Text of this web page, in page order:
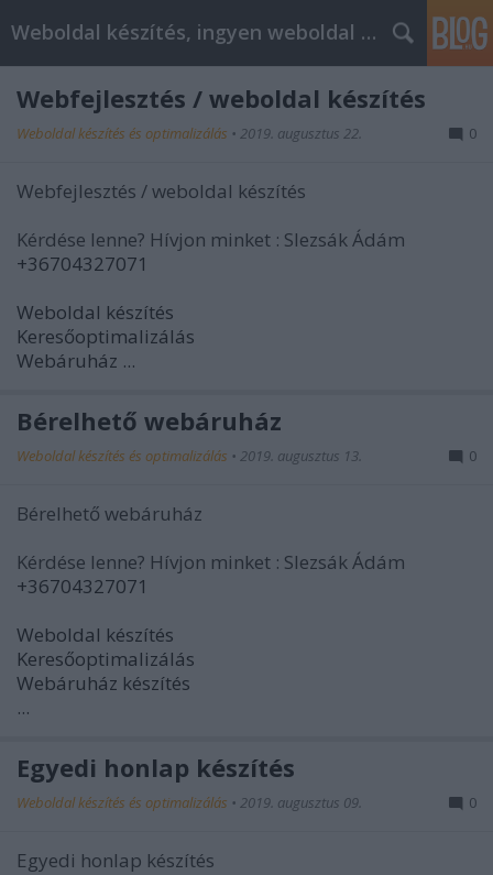
Weboldal készítés, ingyen weboldal készítés
Webfejlesztés / weboldal készítés
Weboldal készítés és optimalizálás • 2019. augusztus 22. 0
Webfejlesztés / weboldal készítés
Kérdése lenne? Hívjon minket : Slezsák Ádám
+36704327071
Weboldal készítés
Keresőoptimalizálás
Webáruház ...
Bérelhető webáruház
Weboldal készítés és optimalizálás • 2019. augusztus 13. 0
Bérelhető webáruház
Kérdése lenne? Hívjon minket : Slezsák Ádám
+36704327071
Weboldal készítés
Keresőoptimalizálás
Webáruház készítés
...
Egyedi honlap készítés
Weboldal készítés és optimalizálás • 2019. augusztus 09. 0
Egyedi honlap készítés